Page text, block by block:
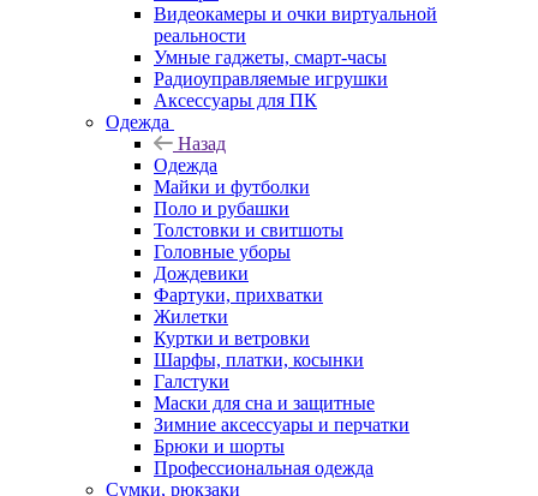
Видеокамеры и очки виртуальной
реальности
Умные гаджеты, смарт-часы
Радиоуправляемые игрушки
Аксессуары для ПК
Одежда
Назад
Одежда
Майки и футболки
Поло и рубашки
Толстовки и свитшоты
Головные уборы
Дождевики
Фартуки, прихватки
Жилетки
Куртки и ветровки
Шарфы, платки, косынки
Галстуки
Маски для сна и защитные
Зимние аксессуары и перчатки
Брюки и шорты
Профессиональная одежда
Сумки, рюкзаки